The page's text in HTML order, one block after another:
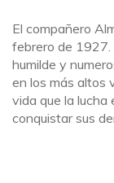
El compañero
febrero de 1927.
humilde y
en los más altos
vida que la lucha
conquistar sus